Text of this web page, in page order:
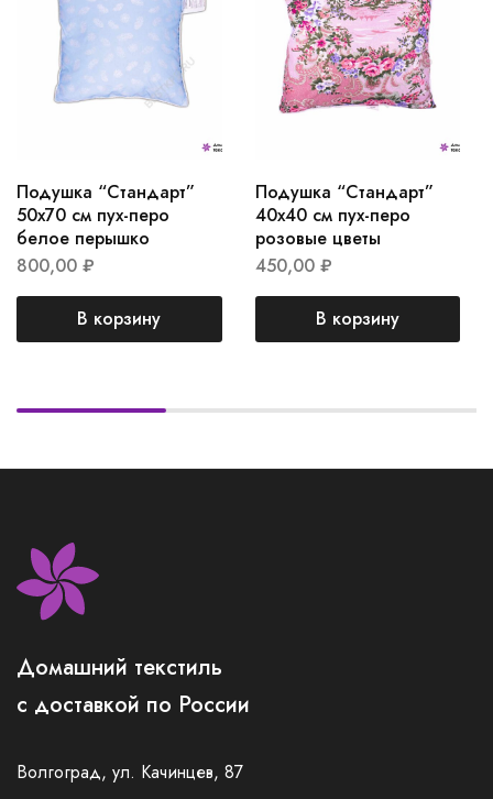
Подушка “Стандарт”
50х70 см пух-перо
белое перышко
800,00 ₽
В корзину
Подушка “Стандарт”
40х40 см пух-перо
розовые цветы
450,00 ₽
В корзину
Домашний текстиль
с доставкой по России
Волгоград, ул. Качинцев, 87